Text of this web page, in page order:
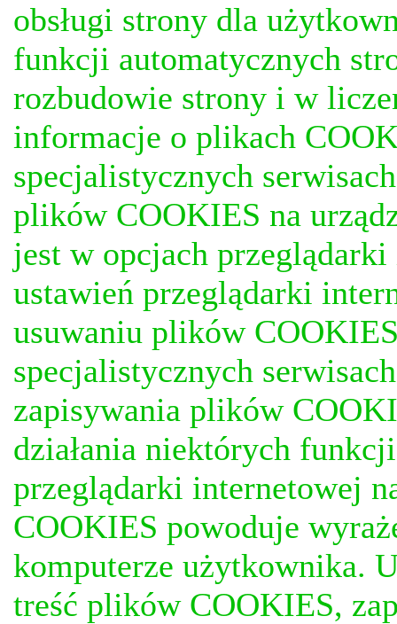
obsługi strony dla
funkcji automatycznych
rozbudowie strony i w
informacje o plikach
specjalistycznych
plików COOKIES na
jest w opcjach
ustawień przeglądarki
usuwaniu plików
specjalistycznych
zapisywania plików
działania niektórych
przeglądarki internetowej
COOKIES powoduje
komputerze użytkownika.
treść plików COOKIES,